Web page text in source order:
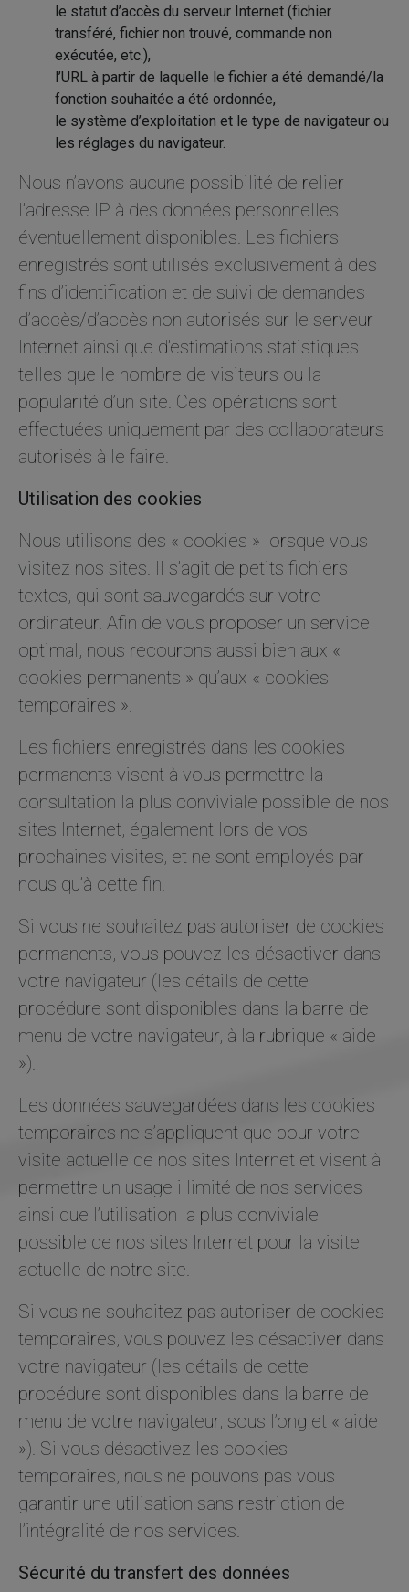
le statut d’accès du serveur Internet (fichier
transféré, fichier non trouvé, commande non
exécutée, etc.),
l’URL à partir de laquelle le fichier a été demandé/la
fonction souhaitée a été ordonnée,
le système d’exploitation et le type de navigateur ou
les réglages du navigateur.
Nous n’avons aucune possibilité de relier
l’adresse IP à des données personnelles
éventuellement disponibles. Les fichiers
enregistrés sont utilisés exclusivement à des
fins d’identification et de suivi de demandes
d’accès/d’accès non autorisés sur le serveur
Internet ainsi que d’estimations statistiques
telles que le nombre de visiteurs ou la
popularité d’un site. Ces opérations sont
effectuées uniquement par des collaborateurs
autorisés à le faire.
Utilisation des cookies
Nous utilisons des « cookies » lorsque vous
visitez nos sites. Il s’agit de petits fichiers
textes, qui sont sauvegardés sur votre
ordinateur. Afin de vous proposer un service
optimal, nous recourons aussi bien aux «
cookies permanents » qu’aux « cookies
temporaires ».
Les fichiers enregistrés dans les cookies
permanents visent à vous permettre la
consultation la plus conviviale possible de nos
sites Internet, également lors de vos
prochaines visites, et ne sont employés par
nous qu’à cette fin.
Si vous ne souhaitez pas autoriser de cookies
permanents, vous pouvez les désactiver dans
votre navigateur (les détails de cette
procédure sont disponibles dans la barre de
menu de votre navigateur, à la rubrique « aide
»).
Les données sauvegardées dans les cookies
temporaires ne s’appliquent que pour votre
visite actuelle de nos sites Internet et visent à
permettre un usage illimité de nos services
ainsi que l’utilisation la plus conviviale
possible de nos sites Internet pour la visite
actuelle de notre site.
Si vous ne souhaitez pas autoriser de cookies
temporaires, vous pouvez les désactiver dans
votre navigateur (les détails de cette
procédure sont disponibles dans la barre de
menu de votre navigateur, sous l’onglet « aide
»). Si vous désactivez les cookies
temporaires, nous ne pouvons pas vous
garantir une utilisation sans restriction de
l’intégralité de nos services.
Sécurité du transfert des données